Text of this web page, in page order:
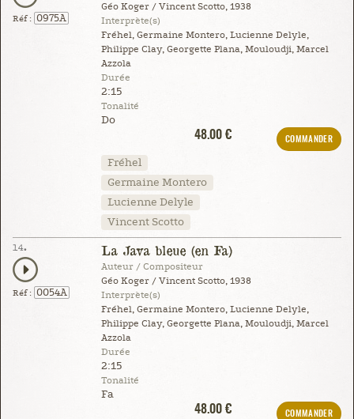
Réf : 0975A
Géo Koger / Vincent Scotto, 1938
Interprète(s)
Fréhel, Germaine Montero, Lucienne Delyle,
Philippe Clay, Georgette Plana, Mouloudji, Marcel
Azzola
Durée
2:15
Tonalité
Do
48.00 €
COMMANDER
Fréhel
Germaine Montero
Lucienne Delyle
Vincent Scotto
14.
Réf : 0054A
La Java bleue (en Fa)
Auteur / Compositeur
Géo Koger / Vincent Scotto, 1938
Interprète(s)
Fréhel, Germaine Montero, Lucienne Delyle,
Philippe Clay, Georgette Plana, Mouloudji, Marcel
Azzola
Durée
2:15
Tonalité
Fa
48.00 €
COMMANDER